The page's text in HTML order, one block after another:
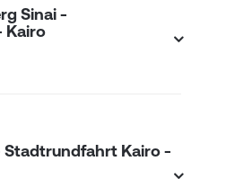
Sinai -
Kairo
Stadtrundfahrt Kairo -